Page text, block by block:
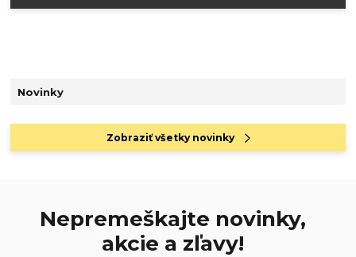
Novinky
Zobraziť všetky novinky
Nepremeškajte novinky,
akcie a zľavy!